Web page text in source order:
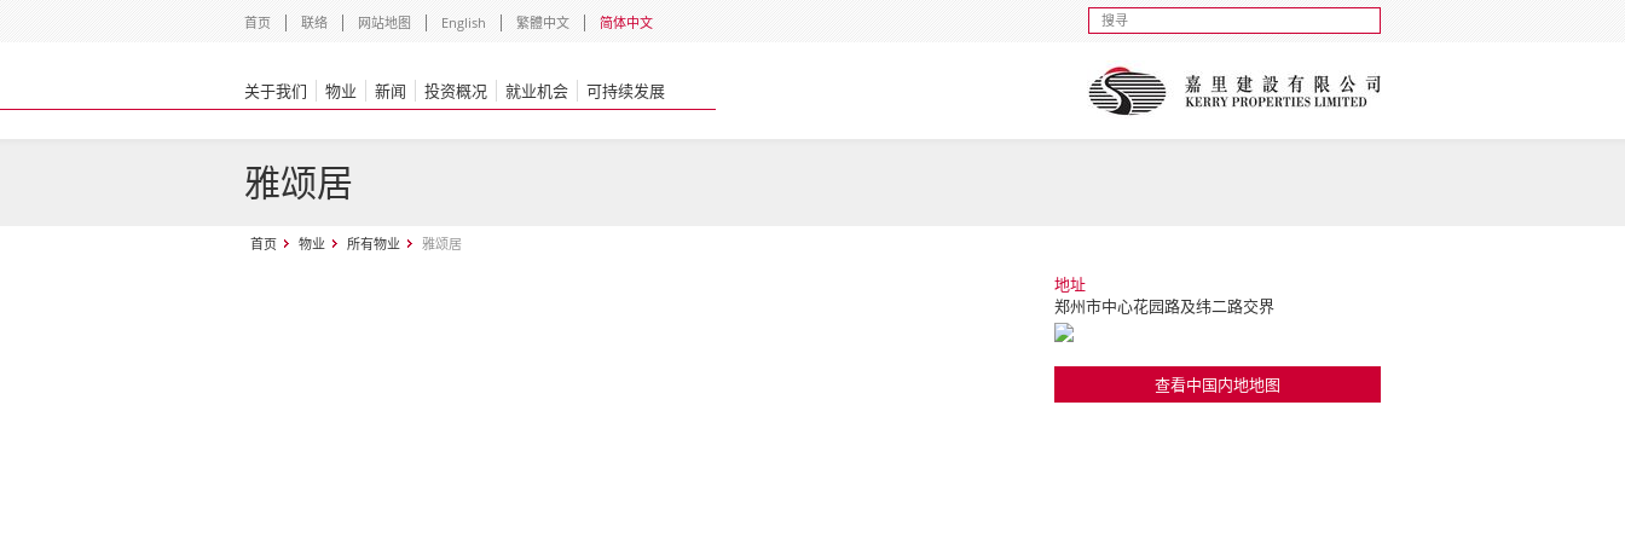
首页 联络 网站地图 English 繁體中文 简体中文
关于我们 物业 新闻 投资概况 就业机会 可持续发展
雅颂居
首页 物业 所有物业 雅颂居
地址
郑州市中心花园路及纬二路交界
查看中国内地地图